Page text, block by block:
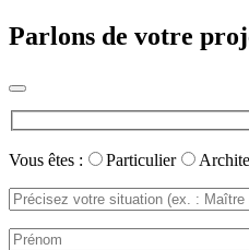
Parlons de votre
Vous êtes : Particulier